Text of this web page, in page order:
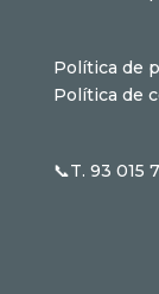
Política de
Política de
📞T. 93 015